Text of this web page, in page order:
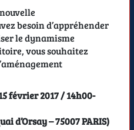
besoin d’appréhender
le dynamisme
vous souhaitez
février 2017 / 14h00-
d’Orsay – 75007 PARIS)